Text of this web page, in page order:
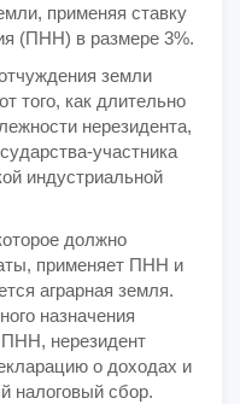
применяя ставку
(ПНН) в размере 3%.
земли
того, как длительно
нерезидента,
участника
индустриальной
должно
применяет ПНН и
аграрная земля.
назначения
нерезидент
о доходах и
налоговый сбор.